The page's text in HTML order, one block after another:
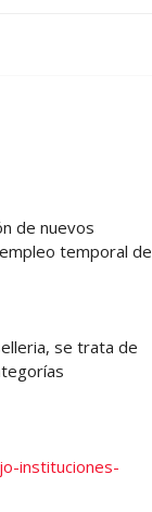
de nuevos
temporal de
se trata de
instituciones-